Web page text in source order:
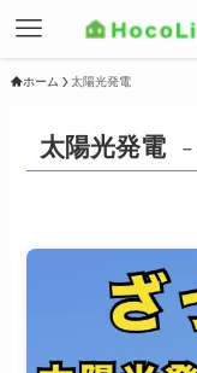
ホーム 太陽光発電
太陽光発電